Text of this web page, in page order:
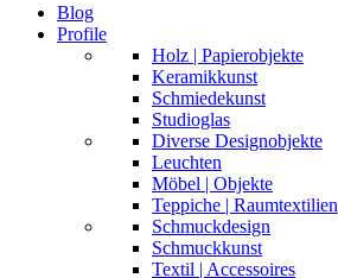
Blog
Profile
Holz | Papierobjekte
Keramikkunst
Schmiedekunst
Studioglas
Diverse Designobjekte
Leuchten
Möbel | Objekte
Teppiche | Raumtextilien
Schmuckdesign
Schmuckkunst
Textil | Accessoires